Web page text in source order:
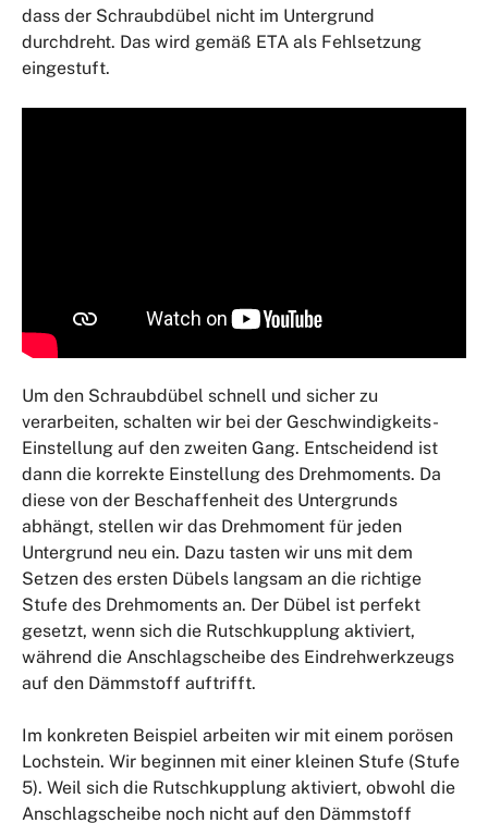
dass der Schraubdübel nicht im Untergrund
durchdreht. Das wird gemäß ETA als Fehlsetzung
eingestuft.
Um den Schraubdübel schnell und sicher zu
verarbeiten, schalten wir bei der Geschwindigkeits-
Einstellung auf den zweiten Gang. Entscheidend ist
dann die korrekte Einstellung des Drehmoments. Da
diese von der Beschaffenheit des Untergrunds
abhängt, stellen wir das Drehmoment für jeden
Untergrund neu ein. Dazu tasten wir uns mit dem
Setzen des ersten Dübels langsam an die richtige
Stufe des Drehmoments an. Der Dübel ist perfekt
gesetzt, wenn sich die Rutschkupplung aktiviert,
während die Anschlagscheibe des Eindrehwerkzeugs
auf den Dämmstoff auftrifft.
Im konkreten Beispiel arbeiten wir mit einem porösen
Lochstein. Wir beginnen mit einer kleinen Stufe (Stufe
5). Weil sich die Rutschkupplung aktiviert, obwohl die
Anschlagscheibe noch nicht auf den Dämmstoff